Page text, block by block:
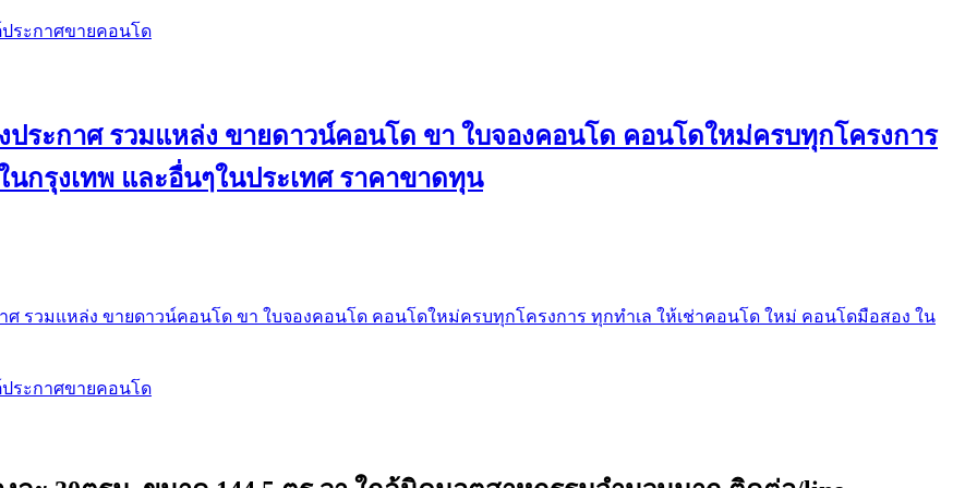
ระกาศขายคอนโด
ประกาศ รวมแหล่ง ขายดาวน์คอนโด ขา ใบจองคอนโด คอนโดใหม่ครบทุกโครงการ
กรุงเทพ และอื่นๆในประเทศ ราคาขาดทุน
ศ รวมแหล่ง ขายดาวน์คอนโด ขา ใบจองคอนโด คอนโดใหม่ครบทุกโครงการ ทุกทำเล ให้เช่าคอนโด ใหม่ คอนโดมือสอง ใน
ระกาศขายคอนโด